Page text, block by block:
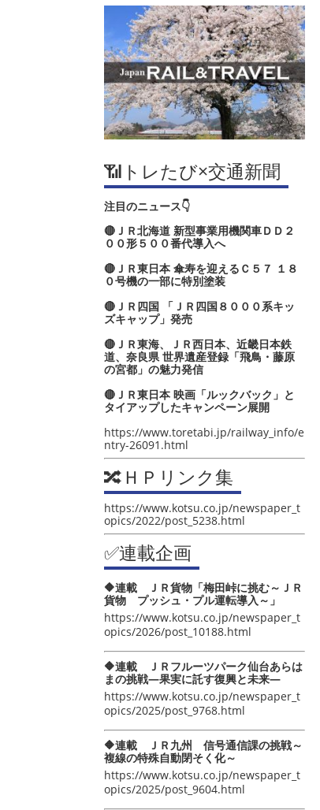
📶トレたび×交通新聞
注目のニュース👇
🔴ＪＲ北海道 新型事業用機関車ＤＤ２
００形５００番代導入へ
🔴ＪＲ東日本 傘寿を迎えるＣ５７ １８
０号機の一部に特別塗装
🔴ＪＲ四国 「ＪＲ四国８０００系キッ
ズキャップ」発売
🔴ＪＲ東海、ＪＲ西日本、近畿日本鉄
道、奈良県 世界遺産登録「飛鳥・藤原
の宮都」の魅力発信
🔴ＪＲ東日本 映画「ルックバック」と
タイアップしたキャンペーン展開
https://www.toretabi.jp/railway_info/e
ntry-26091.html
🔀ＨＰリンク集
https://www.kotsu.co.jp/newspaper_t
opics/2022/post_5238.html
✅連載企画
🔶連載 ＪＲ貨物「梅田峠に挑む～ＪＲ
貨物 プッシュ・プル運転導入～」
https://www.kotsu.co.jp/newspaper_t
opics/2026/post_10188.html
🔶連載 ＪＲフルーツパーク仙台あらは
まの挑戦―果実に託す復興と未来―
https://www.kotsu.co.jp/newspaper_t
opics/2025/post_9768.html
🔶連載 ＪＲ九州 信号通信課の挑戦～
複線の特殊自動閉そく化～
https://www.kotsu.co.jp/newspaper_t
opics/2025/post_9604.html